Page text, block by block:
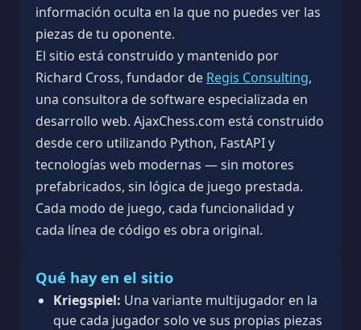
información oculta en la que no puedes ver las
piezas de tu oponente.
El sitio está construido y mantenido por
Richard Cross, fundador de Regis Consulting,
una consultora de software especializada en
desarrollo web. AjaxChess.com está construido
desde cero utilizando Python, FastAPI y
tecnologías web modernas — sin motores
prefabricados, sin lógica de juego prestada.
Cada modo de juego, cada funcionalidad y
cada línea de código es obra original.
Qué hay en el sitio
Kriegspiel: Una variante multijugador en la
que cada jugador solo ve sus propias piezas